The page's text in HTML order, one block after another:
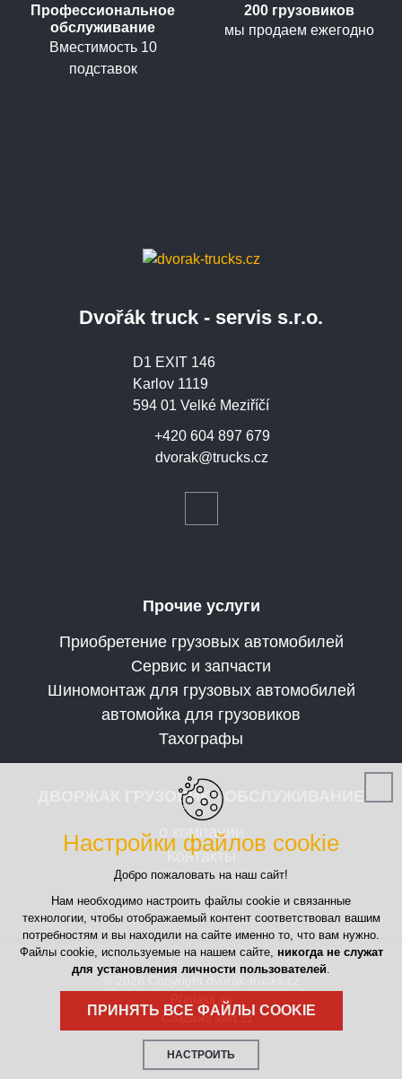
Профессиональное
обслуживание
Вместимость 10
подставок
200 грузовиков
мы продаем ежегодно
Dvořák truck - servis s.r.o.
dvorak@trucks.cz
+420 604 897 679
D1 EXIT 146
Karlov 1119
594 01 Velké Meziříčí
Прочие услуги
Приобретение грузовых автомобилей
Сервис и запчасти
Шиномонтаж для грузовых автомобилей
автомойка для грузовиков
Тахографы
ДВОРЖАК ГРУЗОВИК - ОБСЛУЖИВАНИЕ
о компании
Контакты
Přihlásit se
Создано xart.cz
Настройки файлов cookie
Добро пожаловать на наш сайт!
Нам необходимо настроить файлы cookie и связанные
технологии, чтобы отображаемый контент соответствовал вашим
потребностям и вы находили на сайте именно то, что вам нужно.
Файлы cookie, используемые на нашем сайте, никогда не служат
для установления личности пользователей.
ПРИНЯТЬ ВСЕ ФАЙЛЫ COOKIE
НАСТРОИТЬ